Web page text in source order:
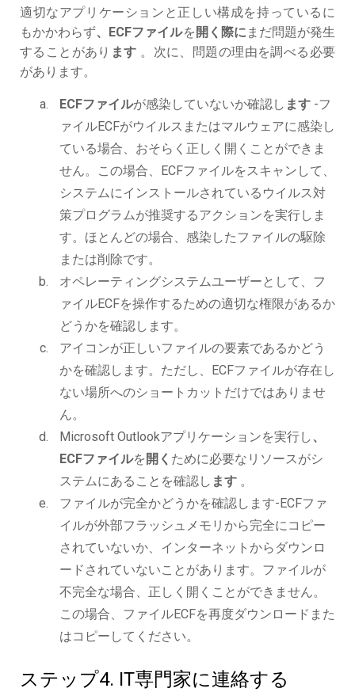
適切なアプリケーションと正しい構成を持っているに
もかかわらず、ECFファイルを 開く際に まだ問題が発生
することがあり ます 。次に、問題の理由を調べる必要
があります。
ECFファイルが感染していないか確認し ます -フ
ァイルECFがウイルスまたはマルウェアに感染し
ている場合、おそらく正しく開くことができま
せん。この場合、ECFファイルをスキャンして、
システムにインストールされているウイルス対
策プログラムが推奨するアクションを実行しま
す。ほとんどの場合、感染したファイルの駆除
または削除です。
オペレーティングシステムユーザーとして、フ
ァイルECFを操作するための適切な権限があるか
どうかを確認します。
アイコンが正しいファイルの要素であるかどう
かを確認します。ただし、ECFファイルが存在し
ない場所へのショートカットだけではありませ
ん。
Microsoft Outlookアプリケーションを実行し、
ECFファイルを 開く ために必要なリソースがシ
ステムにあることを確認し ます 。
ファイルが完全かどうかを確認します-ECFファ
イルが外部フラッシュメモリから完全にコピー
されていないか、インターネットからダウンロ
ードされていないことがあります。ファイルが
不完全な場合、正しく開くことができません。
この場合、ファイルECFを再度ダウンロードまた
はコピーしてください。
ステップ4. IT専門家に連絡する